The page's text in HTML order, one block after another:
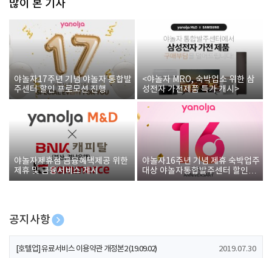
많이 본 기사
야놀자17주년 기념 야놀자 통합발
주센터 할인 프로모션 진행
<야놀자 MRO, 숙박업소 위한 삼
성전자 가전제품 특가 개시>
야놀자제휴점 금융혜택제공 위한
제휴 및 금융서비스 게시
야놀자16주년 기념 제휴 숙박업주
대상 야놀자통합발주센터 할인쿠
폰 증정
공지사항
[호텔업] 개인정보 처리방침 개정본1 (19.09.02)
[호텔업] 유료서비스 이용약관 개정본2 (19.09.02) 2019.07.30